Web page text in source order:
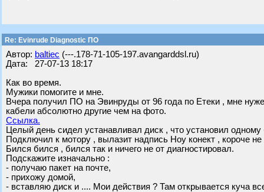
Re: Evinrude Diagnostic ПО
Автор: baltiec (---.178-71-105-197.avangarddsl.ru)
Дата: 27-07-13 18:17
Как во время.
Мужики помогите и мне.
Вчера получил ПО на Эвинруды от 96 года по Етеки , мне
кабели абсолютно другие чем на фото.
Ссылка.
Целый день сидел устанавливал диск , что установил одному
Подключил к мотору , вылазит надпись Ноу конект , короче
Бился бился , бился так и ничего не от диагностировал.
Подскажите изначально :
- получаю пакет на почте,
- прихожу домой,
- вставляю диск и .... Мои действия ? Там открывается куча